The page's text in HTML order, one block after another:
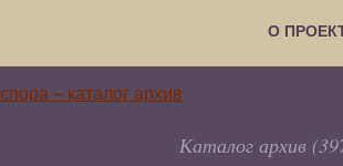
О
Каталог архив